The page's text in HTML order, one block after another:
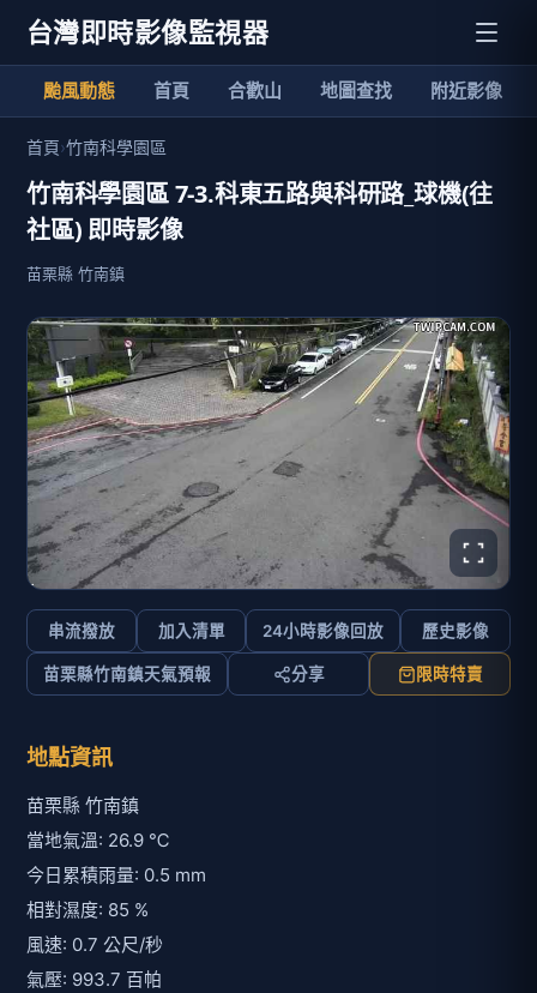
台灣即時影像監視器
颱風動態 首頁 合歡山 地圖查找 附近影像
首頁›竹南科學園區
竹南科學園區 7-3.科東五路與科研路_球機(往
社區) 即時影像
苗栗縣 竹南鎮
串流撥放 加入清單 24小時影像回放 歷史影像
苗栗縣竹南鎮天氣預報 分享 限時特賣
地點資訊
苗栗縣 竹南鎮
當地氣溫: 26.9 ℃
今日累積雨量: 0.5 mm
相對濕度: 85 %
風速: 0.7 公尺/秒
氣壓: 993.7 百帕